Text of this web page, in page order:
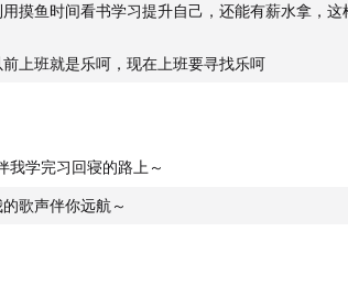
用摸鱼时间看书学习提升自己，还能有薪水拿，这
前上班就是乐呵，现在上班要寻找乐呵
我学完习回寝的路上～
歌声伴你远航～